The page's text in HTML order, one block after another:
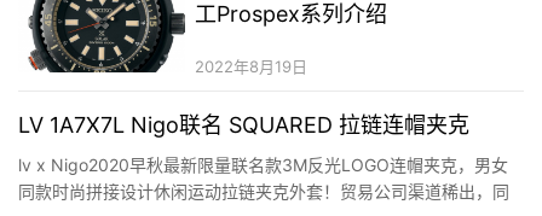
工Prospex系列介绍
2022年8月19日
LV 1A7X7L Nigo联名 SQUARED 拉链连帽夹克
lv x Nigo2020早秋最新限量联名款3M反光LOGO连帽夹克，男女
同款时尚拼接设计休闲运动拉链夹克外套！贸易公司渠道稀出，同